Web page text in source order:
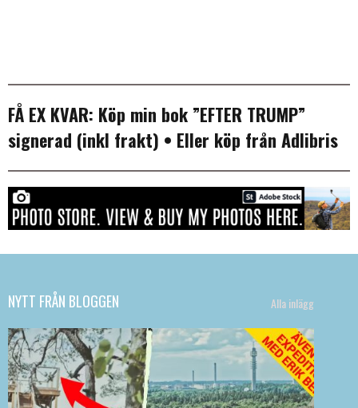
FÅ EX KVAR: Köp min bok ”EFTER TRUMP”
signerad (inkl frakt) • Eller köp från Adlibris
NYTT FRÅN BLOGGEN Alla inlägg